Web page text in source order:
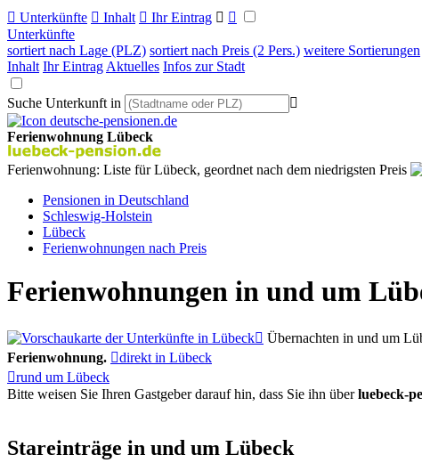
 Unterkünfte  Inhalt  Ihr Eintrag  
Unterkünfte
sortiert nach Lage (PLZ) sortiert nach Preis (2 Pers.) weitere Sortierungen
Inhalt Ihr Eintrag Aktuelles Infos zur Stadt
Suche Unterkunft in 
Ferienwohnung Lübeck
Ferienwohnung: Liste für Lübeck, geordnet nach dem niedrigsten Preis
Pensionen in Deutschland
Schleswig-Holstein
Lübeck
Ferienwohnungen nach Preis
Ferienwohnungen in und um
 Übernachten in und um
Ferienwohnung. direkt in Lübeck
rund um Lübeck
Bitte weisen Sie Ihren Gastgeber darauf hin, dass Sie ihn überluebeck-
Stareinträge in und um Lübeck